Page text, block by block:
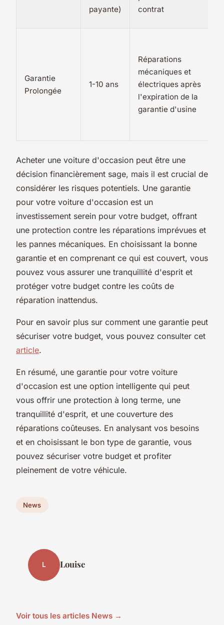
payante)
contrat
Garantie
Prolongée
1-10 ans
Réparations
mécaniques et
électriques après
l'expiration de la
garantie d'usine
Acheter une voiture d'occasion peut être une
décision financièrement sage, mais il est crucial de
considérer les risques potentiels. Une garantie
pour votre voiture d'occasion est un
investissement serein pour votre budget, offrant
une protection contre les réparations imprévues et
les pannes mécaniques. En choisissant la bonne
garantie et en comprenant ce qui est couvert, vous
pouvez vous assurer une tranquillité d'esprit et
protéger votre budget contre les coûts de
réparation inattendus.
Pour en savoir plus sur comment une garantie peut
sécuriser votre budget, vous pouvez consulter cet
article.
En résumé, une garantie pour votre voiture
d'occasion est une option intelligente qui peut
vous offrir une protection à long terme, une
tranquillité d'esprit, et une couverture des
réparations coûteuses. En analysant vos besoins
et en choisissant le bon type de garantie, vous
pouvez sécuriser votre budget et profiter
pleinement de votre véhicule.
News
L Louise
Voir tous les articles News →